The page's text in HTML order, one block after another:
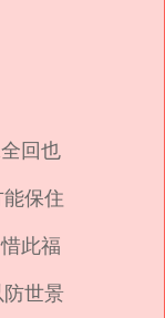
回也
保住
此福
世景